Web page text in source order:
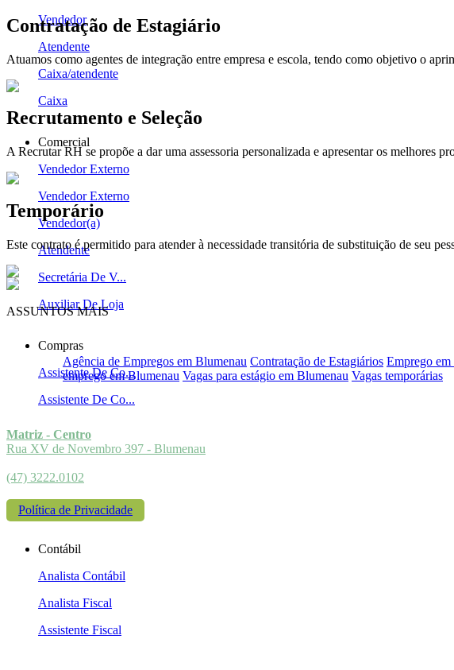
Vendedor
Atendente
Caixa/atendente
Caixa
Comercial
Vendedor Externo
Vendedor Externo
Vendedor(a)
Atendente
Secretária De V...
Auxiliar De Loja
Compras
Assistente De Co...
Assistente De Co...
Contábil
Analista Contábil
Analista Fiscal
Assistente Fiscal
Contratação de Estagiário
Atuamos como agentes de integração entre empresa e escola, tendo como objetivo o
Recrutamento e Seleção
A Recrutar RH se propõe a dar uma assessoria personalizada e apresentar os melhores
Temporário
Este contrato é permitido para atender à necessidade transitória de substituição de seu
ASSUNTOS MAIS
Agência de Empregos em Blumenau Contratação de Estagiários Emprego
emprego em Blumenau Vagas para estágio em Blumenau Vagas temporárias
Matriz - Centro
Rua XV de Novembro 397 - Blumenau
(47) 3222.0102
Política de Privacidade